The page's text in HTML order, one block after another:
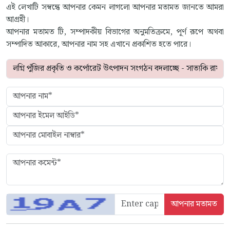
এই লেখাটি সম্বন্ধে আপনার কেমন লাগলো আপনার মতামত জানতে আমরা
আগ্রহী।
আপনার মতামত টি, সম্পাদকীয় বিভাগের অনুমতিক্রমে, পূর্ণ রূপে অথবা
সম্পাদিত আকারে, আপনার নাম সহ এখানে প্রকাশিত হতে পারে।